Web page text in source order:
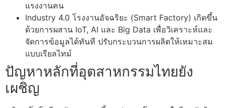
แรงงานคน
Industry 4.0 โรงงานอัจฉริยะ (Smart Factory) เกิดขึ้น
ด้วยการผสาน IoT, AI และ Big Data เพื่อวิเคราะห์และ
จัดการข้อมูลได้ทันที ปรับกระบวนการผลิตให้เหมาะสม
แบบเรียลไทม์
ปัญหาหลักที่อุตสาหกรรมไทยยัง
เผชิญ